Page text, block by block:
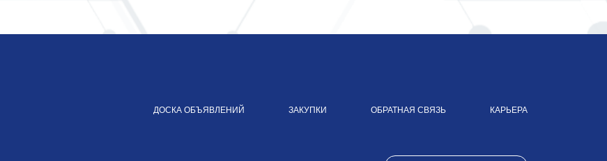
ДОСКА ОБЪЯВЛЕНИЙ ЗАКУПКИ ОБРАТНАЯ СВЯЗЬ КАРЬЕРА